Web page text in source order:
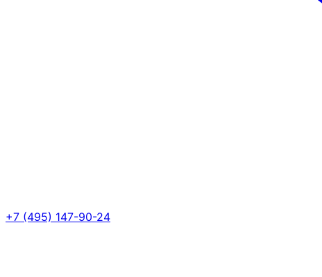
+7 (495) 147-90-24